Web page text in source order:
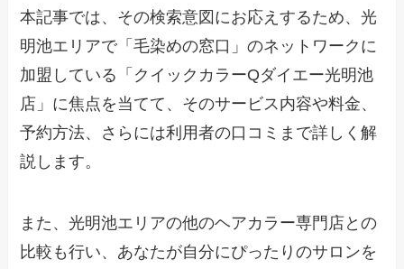
本記事では、その検索意図にお応えするため、光
明池エリアで「毛染めの窓口」のネットワークに
加盟している「クイックカラーQダイエー光明池
店」に焦点を当てて、そのサービス内容や料金、
予約方法、さらには利用者の口コミまで詳しく解
説します。
また、光明池エリアの他のヘアカラー専門店との
比較も行い、あなたが自分にぴったりのサロンを